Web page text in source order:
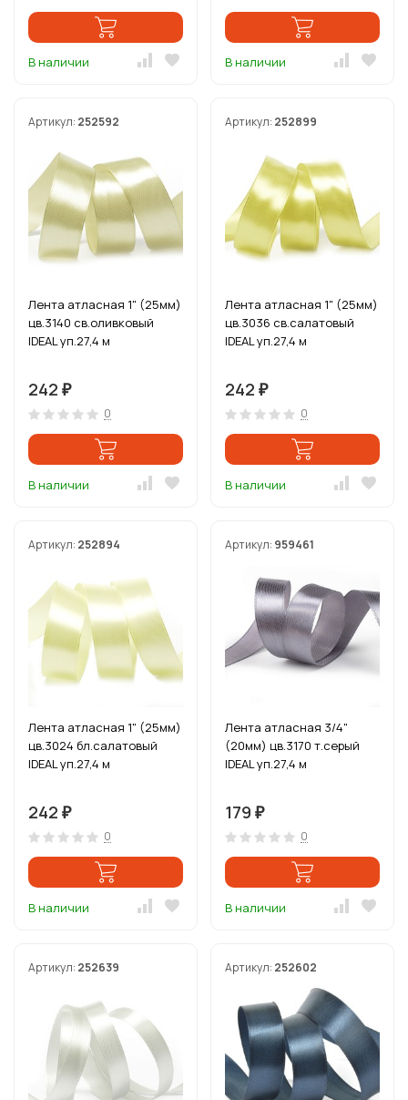
В наличии В наличии
Артикул: 252592
Лента атласная 1" (25мм)
цв.3140 св.оливковый
IDEAL уп.27,4 м
242 ₽
0
В наличии
Артикул: 252899
Лента атласная 1" (25мм)
цв.3036 св.салатовый
IDEAL уп.27,4 м
242 ₽
0
В наличии
Артикул: 252894
Лента атласная 1" (25мм)
цв.3024 бл.салатовый
IDEAL уп.27,4 м
242 ₽
0
В наличии
Артикул: 959461
Лента атласная 3/4"
(20мм) цв.3170 т.серый
IDEAL уп.27,4 м
179 ₽
0
В наличии
Артикул: 252639 Артикул: 252602